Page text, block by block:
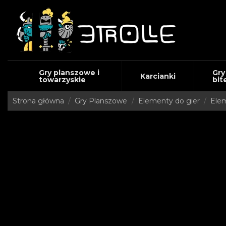
Gry planszowe i
towarzyskie Karcianki
Strona główna Gry Planszowe Elementy do gier